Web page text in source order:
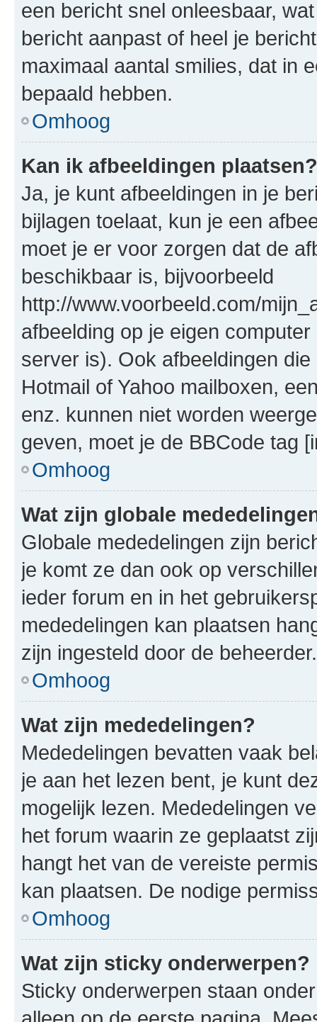
een bericht snel onleesbaar,
bericht aanpast of heel je
maximaal aantal smilies, dat in
bepaald hebben.
Omhoog
Kan ik afbeeldingen plaatsen?
Ja, je kunt afbeeldingen in je
bijlagen toelaat, kun je een
moet je er voor zorgen dat de
beschikbaar is, bijvoorbeeld
http://www.voorbeeld.com/
afbeelding op je eigen
server is). Ook afbeeldingen
Hotmail of Yahoo mailboxen,
enz. kunnen niet worden
geven, moet je de BBCode tag
Omhoog
Wat zijn globale
Globale mededelingen zijn
je komt ze dan ook op
ieder forum en in het
mededelingen kan plaatsen
zijn ingesteld door de beheerder.
Omhoog
Wat zijn mededelingen?
Mededelingen bevatten vaak
je aan het lezen bent, je kunt
mogelijk lezen. Mededelingen
het forum waarin ze geplaatst
hangt het van de vereiste
kan plaatsen. De nodige
Omhoog
Wat zijn sticky onderwerpen?
Sticky onderwerpen staan